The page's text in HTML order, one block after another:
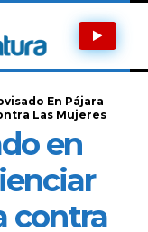
En Pájara
Las Mujeres
en
contra